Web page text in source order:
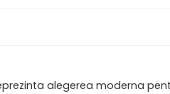
alegerea moderna